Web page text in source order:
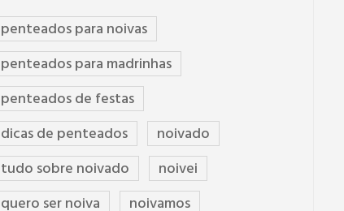
penteados para noivas
penteados para madrinhas
penteados de festas
dicas de penteados
noivado
tudo sobre noivado
noivei
quero ser noiva
noivamos